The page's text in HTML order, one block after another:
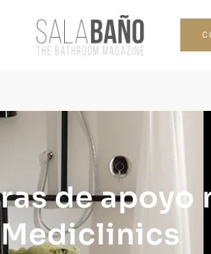
de apoyo
Mediclinics